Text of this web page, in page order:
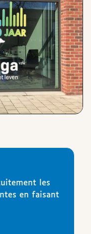
les
en faisant